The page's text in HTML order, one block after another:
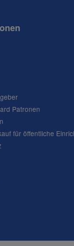
Patronen
für öffentliche